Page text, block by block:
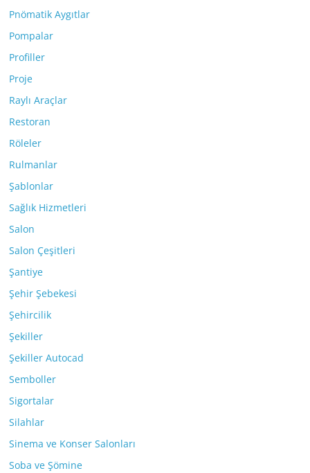
Pnömatik Aygıtlar
Pompalar
Profiller
Proje
Raylı Araçlar
Restoran
Röleler
Rulmanlar
Şablonlar
Sağlık Hizmetleri
Salon
Salon Çeşitleri
Şantiye
Şehir Şebekesi
Şehircilik
Şekiller
Şekiller Autocad
Semboller
Sigortalar
Silahlar
Sinema ve Konser Salonları
Soba ve Şömine